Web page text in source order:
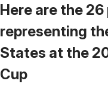
Here are the
representing
States at the
Cup